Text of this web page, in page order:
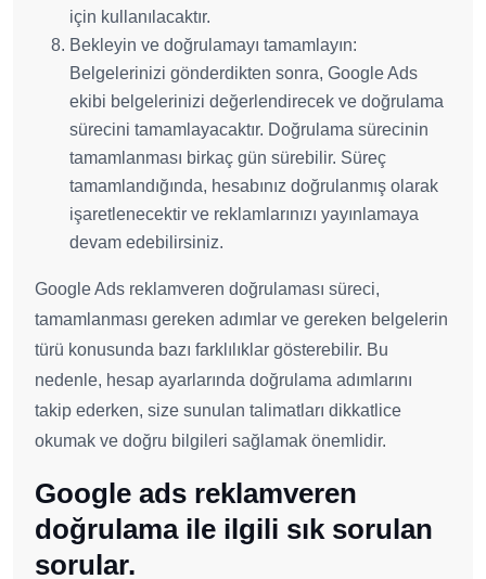
için kullanılacaktır.
Bekleyin ve doğrulamayı tamamlayın:
Belgelerinizi gönderdikten sonra, Google Ads
ekibi belgelerinizi değerlendirecek ve doğrulama
sürecini tamamlayacaktır. Doğrulama sürecinin
tamamlanması birkaç gün sürebilir. Süreç
tamamlandığında, hesabınız doğrulanmış olarak
işaretlenecektir ve reklamlarınızı yayınlamaya
devam edebilirsiniz.
Google Ads reklamveren doğrulaması süreci,
tamamlanması gereken adımlar ve gereken belgelerin
türü konusunda bazı farklılıklar gösterebilir. Bu
nedenle, hesap ayarlarında doğrulama adımlarını
takip ederken, size sunulan talimatları dikkatlice
okumak ve doğru bilgileri sağlamak önemlidir.
Google ads reklamveren
doğrulama ile ilgili sık sorulan
sorular.